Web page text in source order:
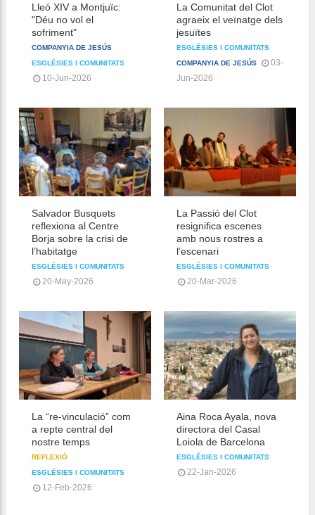
Lleó XIV a Montjuïc:
"Déu no vol el
sofriment"
COMPANYIA DE JESÚS
ESGLÉSIES I COMUNITATS
10-Jun-2026
La Comunitat del Clot
agraeix el veïnatge dels
jesuïtes
ESGLÉSIES I COMUNITATS
COMPANYIA DE JESÚS
03-
Jun-2026
Salvador Busquets
reflexiona al Centre
Borja sobre la crisi de
l’habitatge
ESGLÉSIES I COMUNITATS
20-May-2026
La Passió del Clot
resignifica escenes
amb nous rostres a
l’escenari
ESGLÉSIES I COMUNITATS
20-Mar-2026
La “re-vinculació” com
a repte central del
nostre temps
REFLEXIÓ
ESGLÉSIES I COMUNITATS
12-Feb-2026
Aina Roca Ayala, nova
directora del Casal
Loiola de Barcelona
ESGLÉSIES I COMUNITATS
22-Jan-2026